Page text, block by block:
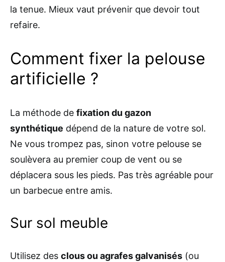
la tenue. Mieux vaut prévenir que devoir tout
refaire.
Comment fixer la pelouse
artificielle ?
La méthode de fixation du gazon
synthétique dépend de la nature de votre sol.
Ne vous trompez pas, sinon votre pelouse se
soulèvera au premier coup de vent ou se
déplacera sous les pieds. Pas très agréable pour
un barbecue entre amis.
Sur sol meuble
Utilisez des clous ou agrafes galvanisés (ou